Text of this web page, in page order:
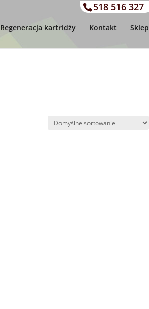
518 516 327
Regeneracja kartridży Kontakt Sklep